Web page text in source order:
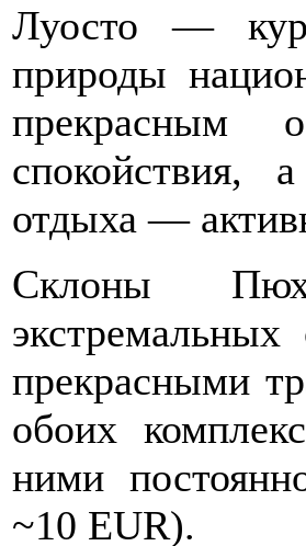
Луосто —
природы
прекрасным
спокойствия,
отдыха —
Склоны
прекрасными
обоих
ними
~10 EUR).